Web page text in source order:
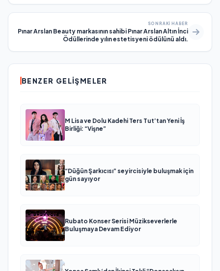
SONRAKI HABER
Pınar Arslan Beauty markasının sahibi Pınar Arslan Altın İnci
Ödüllerinde yılın estetisyeni ödülünü aldı.
BENZER GELIŞMELER
M Lisa ve Dolu Kadehi Ters Tut’tan Yeni İş
Birliği: “Vişne”
“Düğün Şarkıcısı” seyircisiyle buluşmak için
gün sayıyor
Rubato Konser Serisi Müzikseverlerle
Buluşmaya Devam Ediyor